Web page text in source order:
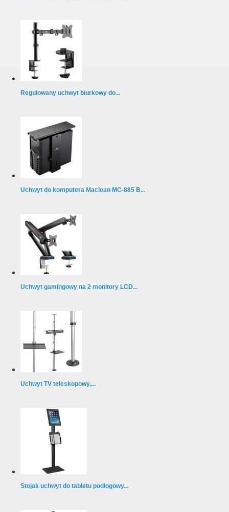
Regulowany uchwyt biurkowy do...
Uchwyt do komputera Maclean MC-885 B...
Uchwyt gamingowy na 2 monitory LCD...
Uchwyt TV teleskopowy,...
Stojak uchwyt do tabletu podłogowy...